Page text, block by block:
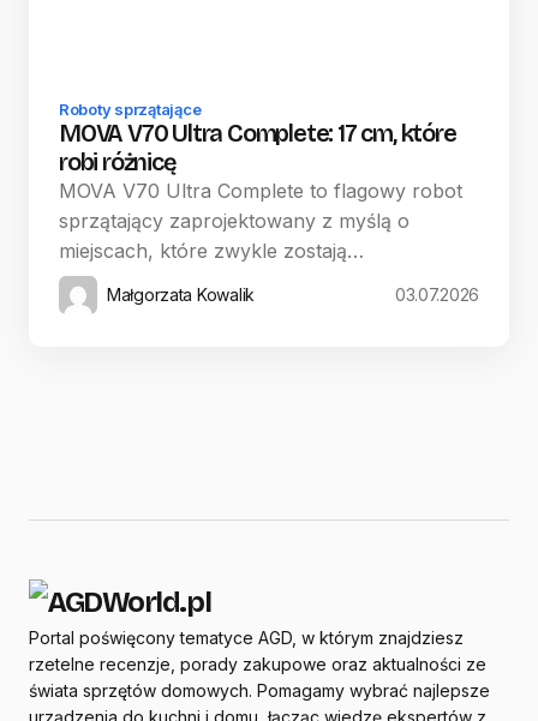
Roboty sprzątające
MOVA V70 Ultra Complete: 17 cm, które
robi różnicę
MOVA V70 Ultra Complete to flagowy robot
sprzątający zaprojektowany z myślą o
miejscach, które zwykle zostają…
Małgorzata Kowalik 03.07.2026
Portal poświęcony tematyce AGD, w którym znajdziesz
rzetelne recenzje, porady zakupowe oraz aktualności ze
świata sprzętów domowych. Pomagamy wybrać najlepsze